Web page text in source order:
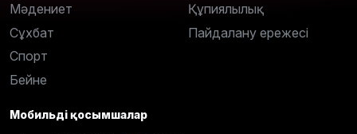
Мәдениет
Сұхбат
Спорт
Бейне
Құпиялылық
Пайдалану ережесі
Мобильді қосымшалар